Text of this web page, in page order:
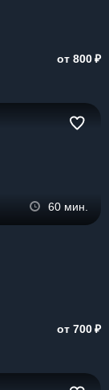
от 800₽
60 мин.
от 700₽